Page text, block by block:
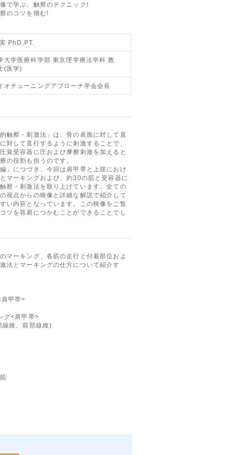
で学ぶ、触察のテクニック!
のコツを掴む!
PhD,PT.
大学医療科学部 東京理学療法学科 教
(医学)
オチューニングアプローチ学会会長
触察・刺激法」は、骨の表面に対して直
対して直行するように刺激することで、
覚受容器に圧および摩擦刺激を加えると
の役割も担うのです。
」につづき、今回は肩甲帯と上肢におけ
マーキングおよび、約30の筋と受容器に
察・刺激法を取り上げています。全ての
視点からの映像と詳細な解説で紹介して
い内容となっています。この映像をご覧
ツを容易につかむことができることでし
マーキング、各筋の走行と付着部位およ
法とマーキングの仕方について紹介す
甲帯>
グ<肩甲帯>
維、前部線維)